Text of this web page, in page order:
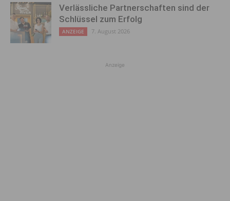
Verlässliche Partnerschaften sind der
Schlüssel zum Erfolg
ANZEIGE 7. August 2026
Anzeige